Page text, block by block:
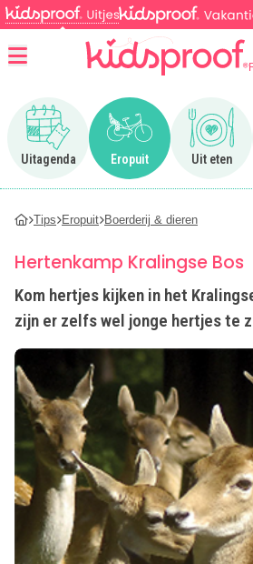
Uitagenda
Ga naar Uitagenda
Eropuit
Ga naar Eropuit
Uit eten
Ga
Tips Eropuit Boerderij & dieren
Hertenkamp Kralingse Bos
Kom hertjes kijken in het
zijn er zelfs wel jonge hertjes te